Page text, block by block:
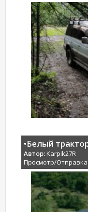
•Белый
Автор:Karpik27R
Просмотр/